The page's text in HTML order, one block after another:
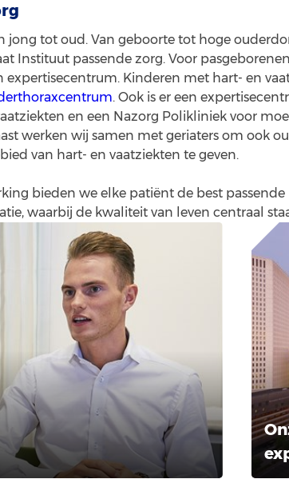
jong tot oud. Van geboorte tot hoge
Instituut passende zorg. Voor
expertisecentrum. Kinderen met hart- en
. Ook is er een
en een Nazorg Polikliniek voor
werken wij samen met geriaters om ook
van hart- en vaatziekten te geven.
bieden we elke patiënt de best
waarbij de kwaliteit van leven centraal